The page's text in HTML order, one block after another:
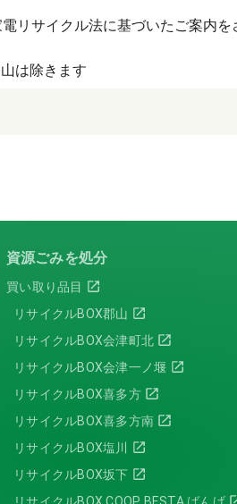
リサイクル法に基づいたご案内
は除きます
資源ごみを処分
買い取り品目
リサイクルBOX郡山
リサイクルBOX会津町北
リサイクルBOX会津一ノ堰
リサイクルBOX喜多方
リサイクルBOX喜多方南
リサイクルBOX塩川
リサイクルBOX坂下